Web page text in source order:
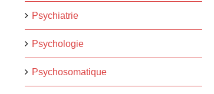
Psychiatrie
Psychologie
Psychosomatique